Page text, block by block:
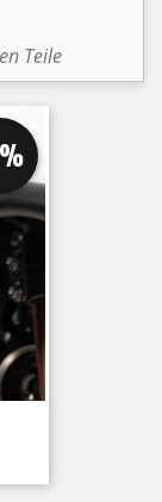
Teile